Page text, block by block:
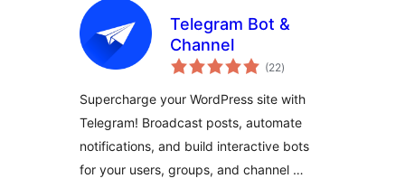
Telegram Bot &
Channel
(22টা
মুঠ)
Supercharge your WordPress site with
Telegram! Broadcast posts, automate
notifications, and build interactive bots
for your users, groups, and channel …